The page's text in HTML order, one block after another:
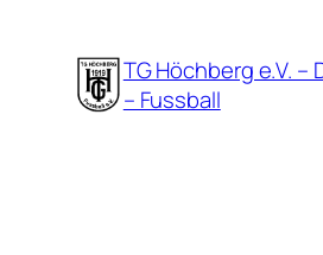
springen
TG Höchberg e.V. –
– Fussball